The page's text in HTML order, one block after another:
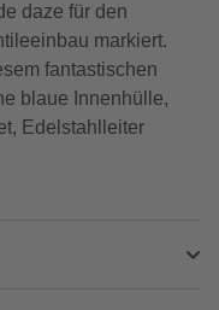
daze für den
markiert.
fantastischen
blaue Innenhülle,
Edelstahlleiter